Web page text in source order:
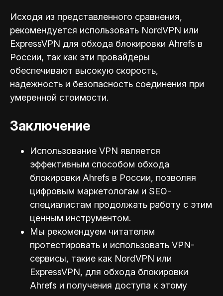
Исходя из представленного сравнения,
рекомендуется использовать NordVPN или
ExpressVPN для обхода блокировки Ahrefs в
России, так как эти провайдеры
обеспечивают высокую скорость,
надежность и безопасность соединения при
умеренной стоимости.
Заключение
Использование VPN является
эффективным способом обхода
блокировки Ahrefs в России, позволяя
цифровым маркетологам и SEO-
специалистам продолжать работу с этим
ценным инструментом.
Мы рекомендуем читателям
протестировать и использовать VPN-
сервисы, такие как NordVPN или
ExpressVPN, для обхода блокировки
Ahrefs и получения доступа к этому